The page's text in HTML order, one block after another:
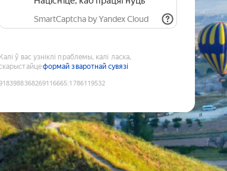
SmartCaptcha by Yandex Cloud
Калі ў вас узніклі праблемы, калі ласка,
формай зваротнай сувязі
:1786119532